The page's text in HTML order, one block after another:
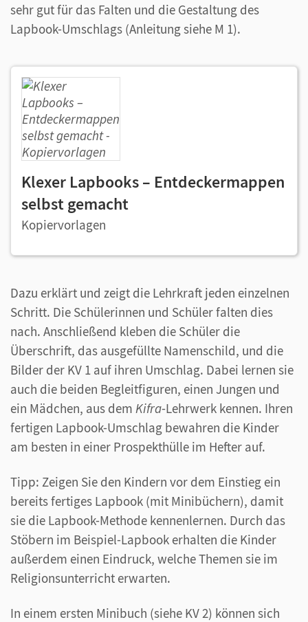
sehr gut für das Falten und die Gestaltung des
Lapbook-Umschlags (Anleitung siehe M 1).
Klexer Lapbooks – Entdeckermappen
selbst gemacht
Kopiervorlagen
Dazu erklärt und zeigt die Lehrkraft jeden einzelnen
Schritt. Die Schülerinnen und Schüler falten dies
nach. Anschließend kleben die Schüler die
Überschrift, das ausgefüllte Namenschild, und die
Bilder der KV 1 auf ihren Umschlag. Dabei lernen sie
auch die beiden Begleitfiguren, einen Jungen und
ein Mädchen, aus dem Kifra-Lehrwerk kennen. Ihren
fertigen Lapbook-Umschlag bewahren die Kinder
am besten in einer Prospekthülle im Hefter auf.
Tipp: Zeigen Sie den Kindern vor dem Einstieg ein
bereits fertiges Lapbook (mit Minibüchern), damit
sie die Lapbook-Methode kennenlernen. Durch das
Stöbern im Beispiel-Lapbook erhalten die Kinder
außerdem einen Eindruck, welche Themen sie im
Religionsunterricht erwarten.
In einem ersten Minibuch (siehe KV 2) können sich